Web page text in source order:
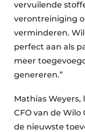
vervuilende
verontreiniging
verminderen.
perfect aan als
meer
genereren.”
Mathias Weyers,
CFO van de
de nieuwste